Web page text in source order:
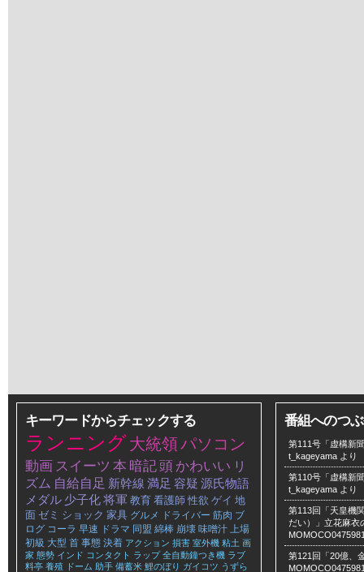
キーワードからチェックする
ランニング大統領パソコン
動画 スイーツ 本 暗記頭 かわいい リ
ズム 自給自足 新幹線 満足 容疑 源氏物語
メダル 少子化将軍 教育 看護師 性欲 ゲイ 地
面 ゼミ ショック 家具 グルメ ドライバー 筋肉 ブ
ログ コーラ 早速 ドラマ 同盟 綿棒 崩壊 味噌汁 上場
初級 大型 首 事態 決着 アクション 損害 室外機 粘土 画
家 態勢 インド コンタクト ラップ 全自動鐘つき機 ラブ
料亭 養殖 ドーム 助手 備蓄米 鯉のぼり ガイコツ うずら
番組へのつ
第111号「虚構新
t_kageyama より
第110号「虚構新
t_kageyama より
第113回「天皇機
だい）」立花麻衣
第121回「20億、